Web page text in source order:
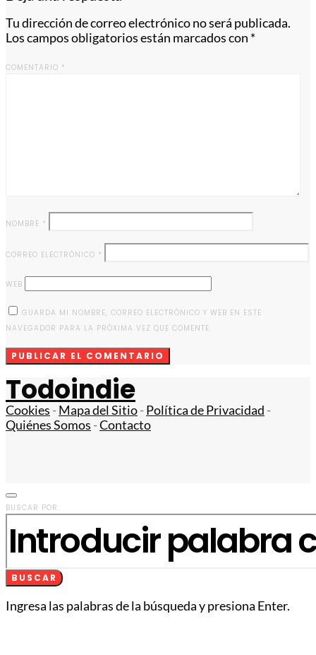
Tu dirección de correo electrónico no será publicada.
Los campos obligatorios están marcados con *
COMENTARIO *
NOMBRE *
CORREO ELECTRÓNICO *
WEB
GUARDA MI NOMBRE, CORREO ELECTRÓNICO Y WEB EN ESTE
NAVEGADOR PARA LA PRÓXIMA VEZ QUE COMENTE.
Todoindie
Cookies -Mapa del Sitio-Política de Privacidad -
Quiénes Somos -Contacto
BUSCAR POR:
BUSCAR
Ingresa las palabras de la búsqueda y presiona Enter.